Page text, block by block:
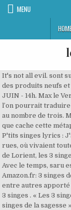
MENU
It's not all evil. sont
des produits neufs et
JUIN - 14h. Max le
l’on pourrait traduire
au nombre de trois.
que cache cette
P'tits singes lyrics :
rues, où vivaient
de Lorient, les 3
Avec le temps, saru
Amazon.fr: 3 singes
entre autres apporté
3 singes . « Les 3
singes de la sagesse